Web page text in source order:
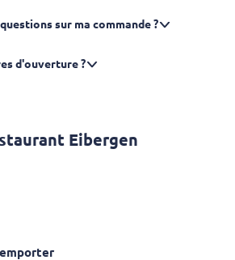
sur ma commande ?
d'ouverture ?
Eibergen